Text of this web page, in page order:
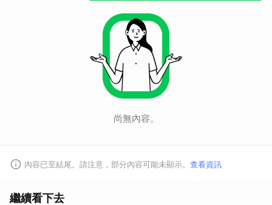
尚無內容。
內容已至結尾。請注意，部分內容可能未顯示。 查看資訊
繼續看下去